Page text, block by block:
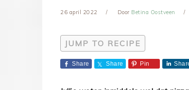
26 april 2022 Door Betina Oostveen
JUMP TO RECIPE
Share Share Pin